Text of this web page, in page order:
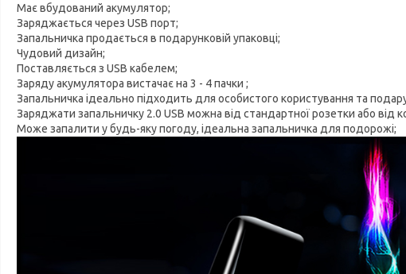
Має вбудований акумулятор;
Заряджається через USB порт;
Запальничка продається в подарунковій упаковці;
Чудовий дизайн;
Поставляється з USB кабелем;
Заряду акумулятора вистачає на 3 - 4 пачки ;
Запальничка ідеально підходить для особистого користування та
Заряджати запальничку 2.0 USB можна від стандартної розетки або від
Може запалити у будь-яку погоду, ідеальна запальничка для подорожі;